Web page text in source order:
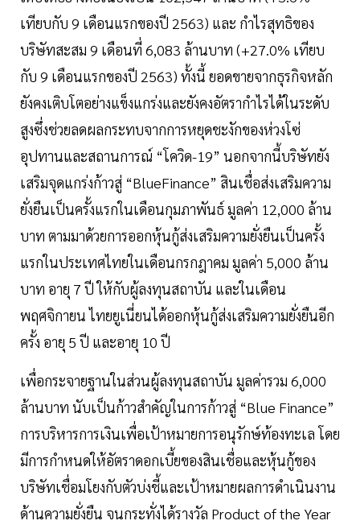
เทียบกับ 9 เดือนแรกของปี 2563) และ กำไรสุทธิของ
บริษัทสะสม 9 เดือนที่ 6,083 ล้านบาท (+27.0% เทียบ
กับ 9 เดือนแรกของปี 2563) ทั้งนี้ ยอดขายจากธุรกิจหลัก
ยังคงเติบโตอย่างแข็งแกร่งและยังคงอัตรากำไรได้ในระดับ
สูงซึ่งช่วยลดผลกระทบจากการหยุดชะงักของห่วงโซ่
อุปทานและสถานการณ์ “โควิด-19” นอกจากนี้บริษัทยัง
เสริมจุดแกร่งก้าวสู่ “BlueFinance” สินเชื่อส่งเสริมความ
ยั่งยืนเป็นครั้งแรกในเดือนกุมภาพันธ์ มูลค่า 12,000 ล้าน
บาท ตามมาด้วยการออกหุ้นกู้ส่งเสริมความยั่งยืนเป็นครั้ง
แรกในประเทศไทยในเดือนกรกฎาคม มูลค่า 5,000 ล้าน
บาท อายุ 7 ปี ให้กับผู้ลงทุนสถาบัน และในเดือน
พฤศจิกายน ไทยยูเนี่ยนได้ออกหุ้นกู้ส่งเสริมความยั่งยืนอีก
ครั้ง อายุ 5 ปี และอายุ 10 ปี
เพื่อกระจายฐานในส่วนผู้ลงทุนสถาบัน มูลค่ารวม 6,000
ล้านบาท นับเป็นก้าวสำคัญในการก้าวสู่ “Blue Finance”
การบริหารการเงินเพื่อเป้าหมายการอนุรักษ์ท้องทะเล โดย
มีการกำหนดให้อัตราดอกเบี้ยของสินเชื่อและหุ้นกู้ของ
บริษัทเชื่อมโยงกับตัวบ่งชี้และเป้าหมายผลการดำเนินงาน
ด้านความยั่งยืน จนกระทั่งได้รางวัล Product of the Year